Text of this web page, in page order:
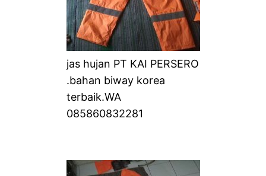
jas hujan PT KAI PERSERO
.bahan biway korea
terbaik.WA
085860832281